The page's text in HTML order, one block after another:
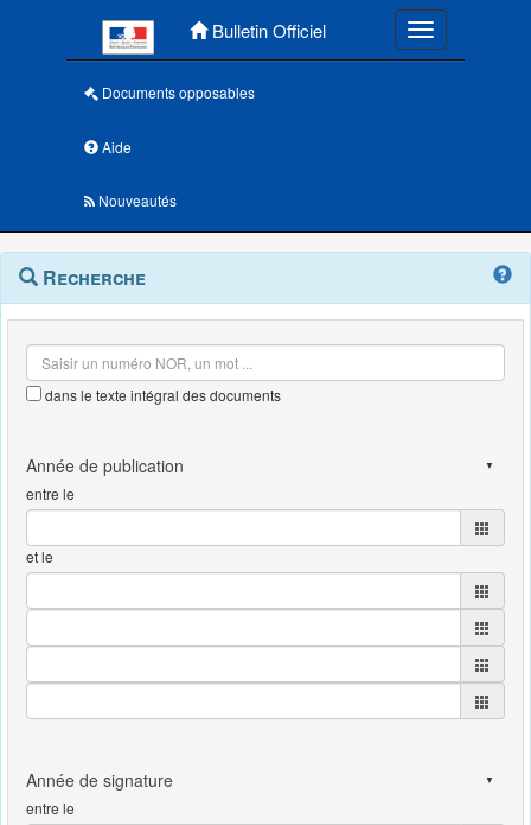
Bulletin Officiel Toggle
Documents opposables
Aide
Nouveautés
Navigation
outils
Menu
contextuel
Recherche
dans le texte intégral des documents
entre le
et le
entre le